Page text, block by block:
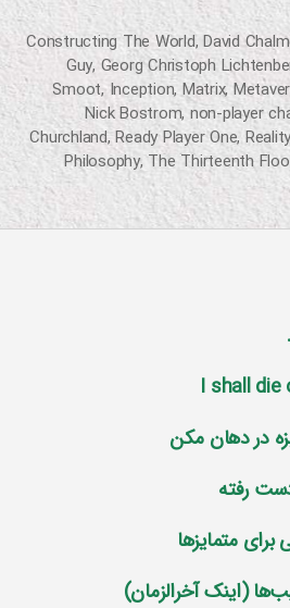
Constructing The World,David
Guy, Georg Christoph
Smoot,Inception,Matrix,
Nick Bostrom, non-player
Churchland,Ready Player One,
Philosophy,The Thirteenth
I shall die
در دهان مکن
رفته
برای متمایز‌ها
(اینک آخرالزمان)